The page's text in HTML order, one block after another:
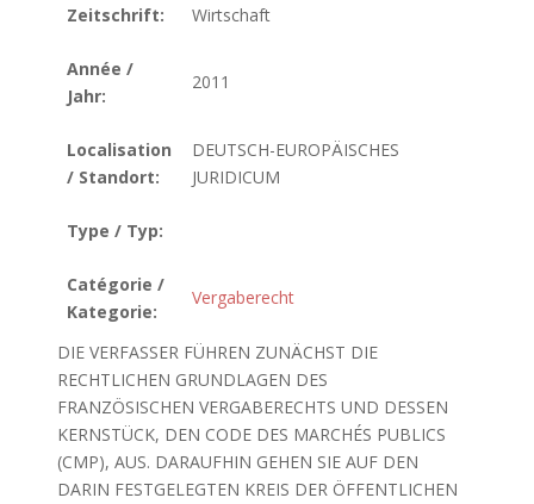
Zeitschrift:
Wirtschaft
Année /
Jahr:
2011
Localisation
/ Standort:
DEUTSCH-EUROPÄISCHES
JURIDICUM
Type / Typ:
Catégorie /
Kategorie:
Vergaberecht
DIE VERFASSER FÜHREN ZUNÄCHST DIE
RECHTLICHEN GRUNDLAGEN DES
FRANZÖSISCHEN VERGABERECHTS UND DESSEN
KERNSTÜCK, DEN CODE DES MARCHÉS PUBLICS
(CMP), AUS. DARAUFHIN GEHEN SIE AUF DEN
DARIN FESTGELEGTEN KREIS DER ÖFFENTLICHEN